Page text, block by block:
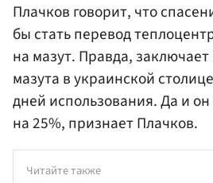
Плачков говорит, что
бы стать перевод
на мазут. Правда,
мазута в украинской
дней использования. Да и
на 25%, признает Плачков.
Читайте также